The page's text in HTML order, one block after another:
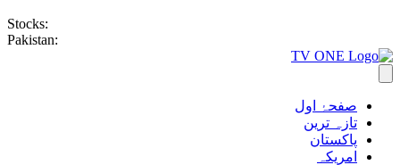
Stocks:
Pakistan:
صفحۂ اول
تازہ ترین
پاکستان
امریکہ